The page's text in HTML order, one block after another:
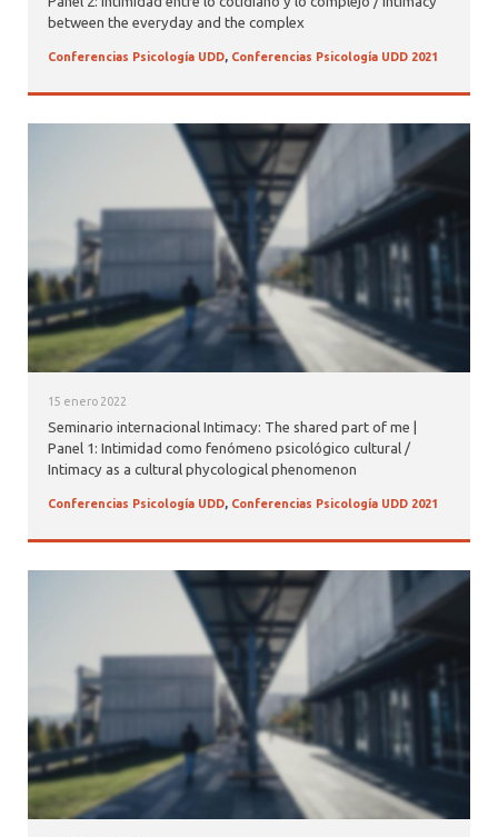
between the everyday and the complex
Conferencias Psicología UDD, Conferencias Psicología UDD 2021
15 enero 2022
Seminario internacional Intimacy: The shared part of me |
Panel 1: Intimidad como fenómeno psicológico cultural /
Intimacy as a cultural phycological phenomenon
Conferencias Psicología UDD, Conferencias Psicología UDD 2021